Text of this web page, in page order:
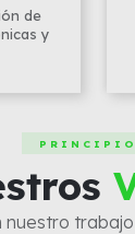
de
y
nuestro